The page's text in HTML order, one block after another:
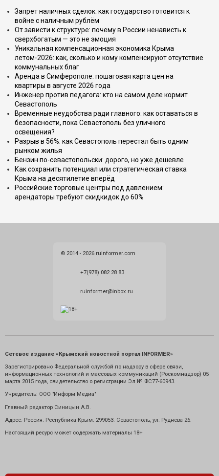
Запрет наличных сделок: как государство готовится к
войне с наличным рублём
От зависти к структуре: почему в России ненависть к
сверхбогатым — это не эмоция
Уникальная компенсационная экономика Крыма
летом-2026: как, сколько и кому компенсируют отсутствие
коммунальных благ
Аренда в Симферополе: пошаговая карта цен на
квартиры в августе 2026 года
Инженер против педагога: кто на самом деле кормит
Севастополь
Временные неудобства ради главного: как оставаться в
безопасности, пока Севастополь без уличного
освещения?
Разрыв в 56%: как Севастополь перестал быть одним
рынком жилья
Бензин по-севастопольски: дорого, но уже дешевле
Как сохранить потенциал или стратегическая ставка
Крыма на десятилетие вперёд
Российские торговые центры под давлением:
арендаторы требуют скидкидок до 60%
© 2014 - 2026 ruinformer.com
+7(978) 082 28 83
ruinformer@inbox.ru
Сетевое издание «Крымский новостной портал INFORMER»
Зарегистрировано Федеральной службой по надзору в сфере связи,
информационных технологий и массовых коммуникаций (Роскомнадзор) 05
марта 2015 года, свидетельство о регистрации Эл № ФС77-60943.
Учредитель: ООО "Информ Медиа"
Главный редактор Синицын А.В.
Адрес: Россия. Республика Крым. 299053. Севастополь, ул. Руднева 26.
Настоящий ресурс может содержать материалы 18+